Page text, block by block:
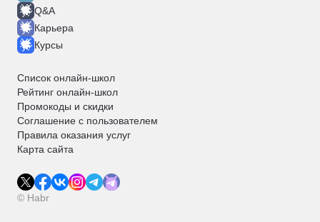
Q&A
Карьера
Курсы
Список онлайн-школ
Рейтинг онлайн-школ
Промокоды и скидки
Соглашение с пользователем
Правила оказания услуг
Карта сайта
© Habr